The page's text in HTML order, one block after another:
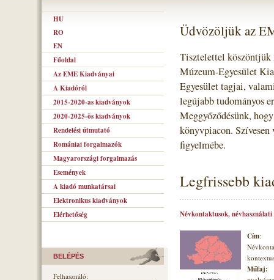
HU
RO
EN
Főoldal
Az EME Kiadványai
A Kiadóról
2015-2020-as kiadványok
2020-2025-ös kiadványok
Rendelési útmutató
Romániai forgalmazók
Magyarországi forgalmazás
Események
A kiadó munkatársai
Elektronikus kiadványok
Elérhetőség
BELÉPÉS
Felhasználó:
Üdvözöljük az
Tisztelettel köszöntjük
Múzeum-Egyesület
Egyesület tagjai,
legújabb tudományos
Meggyőződésünk,
könyvpiacon.
figyelmébe.
Legfrissebb
Névkontaktusok,
Cím:
Műfaj: